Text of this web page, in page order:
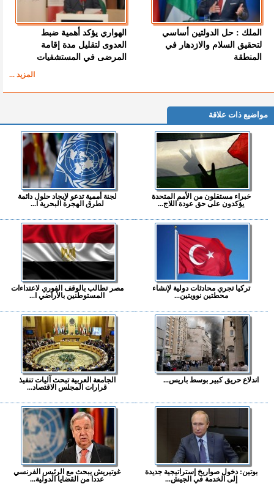
الملك : حل الدولتين أساسي
لتحقيق السلام والازدهار في
المنطقة
الهواري يؤكد أهمية ضبط
العدوى لتقليل مدة إقامة
المرضى في المستشفيات
المزيد ...
مواضيع ذات علاقة
خبراء مستقلون من الأمم المتحدة
يؤكدون على حق عودة اللاج...
لجنة أممية تدعو لإيجاد حلول دائمة
لطرق الهجرة البحرية ا...
تركيا تجري محادثات دولية لإنشاء
محطتين نوويتين...
مصر تطالب بالوقف الفوري لاعتداءات
المستوطنين بالأراضي ا...
اندلاع حريق كبير بوسط باريس...
الجامعة العربية تبحث آليات تنفيذ
قرارات المجلس الاقتصاد...
بوتين: دخول صواريخ إستراتيجية جديدة
إلى الخدمة في الجيش...
غوتيريش يبحث مع الرئيس الفرنسي
عددا من القضايا الدولية...